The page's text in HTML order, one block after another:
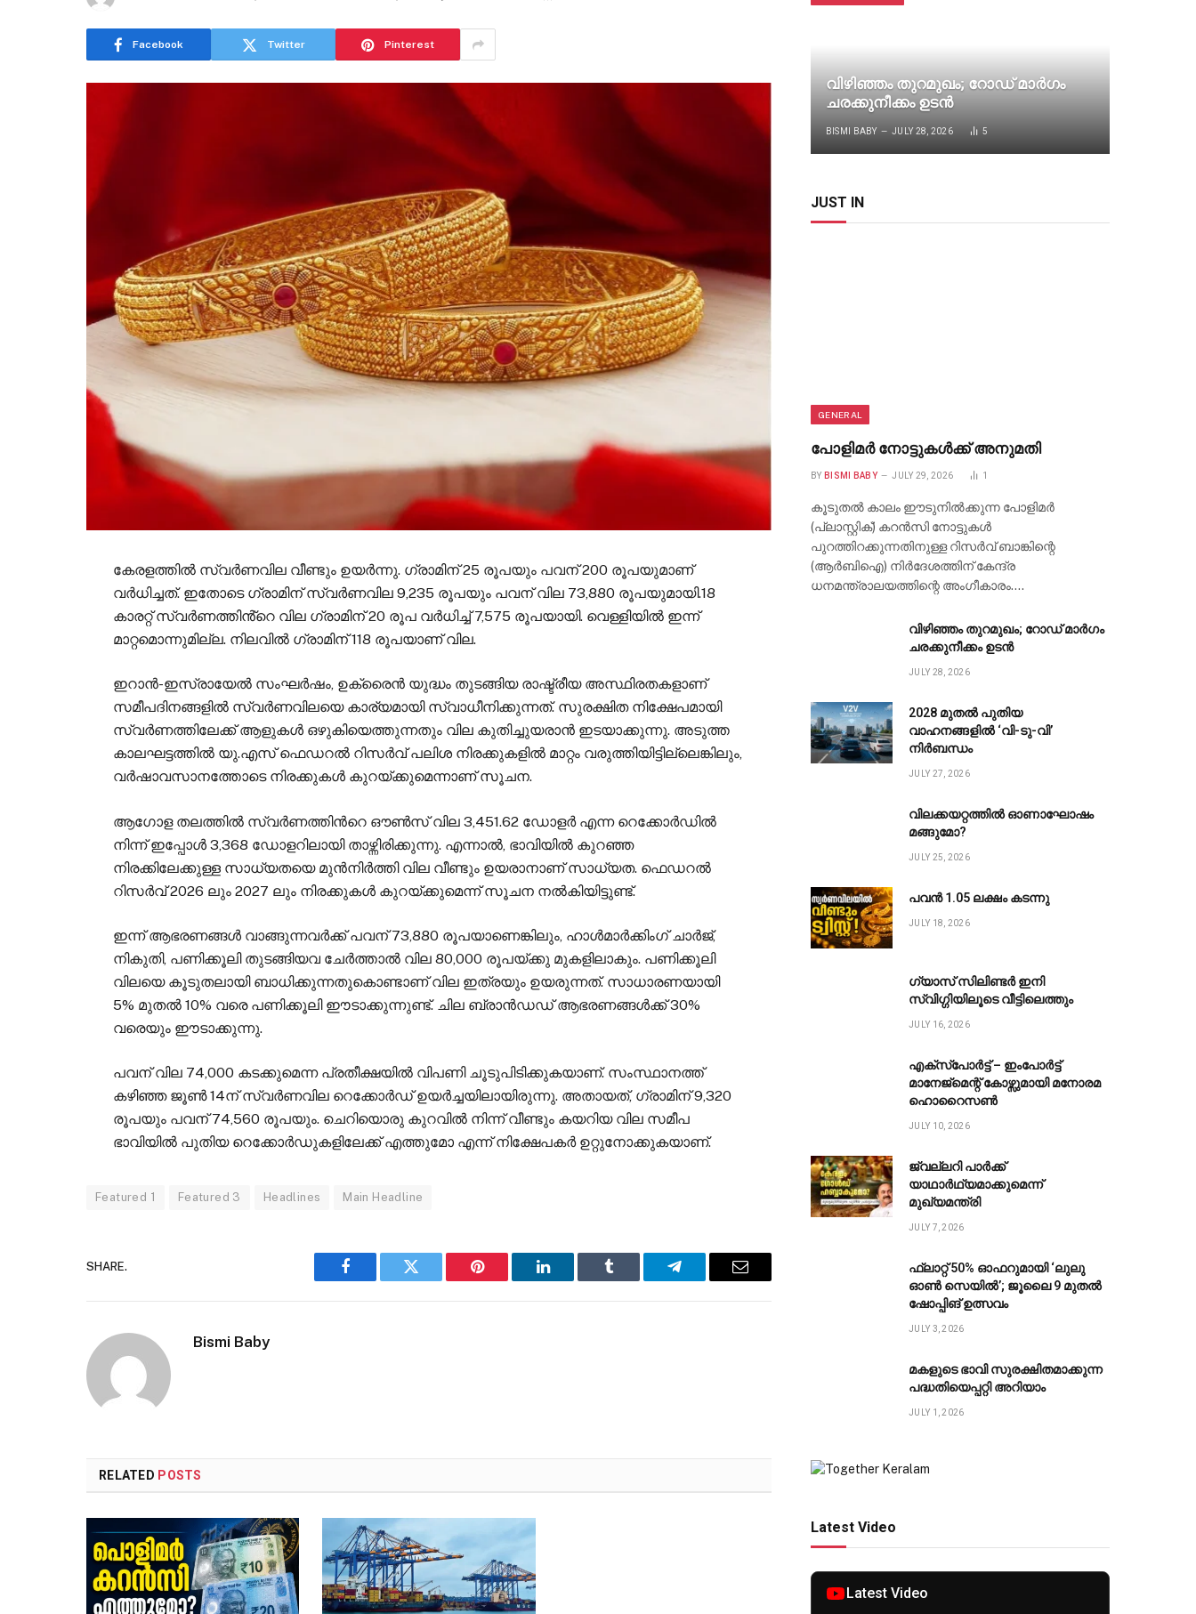
Facebook Twitter Pinterest
കേരളത്തില്‍ സ്വര്‍ണവില വീണ്ടും ഉയര്‍ന്നു. ഗ്രാമിന് 25 രൂപയും പവന് 200 രൂപയുമാണ്
വര്‍ധിച്ചത്. ഇതോടെ ഗ്രാമിന് സ്വര്‍ണവില 9,235 രൂപയും പവന് വില 73,880 രൂപയുമായി.18
കാരറ്റ് സ്വര്‍ണത്തിൻ്റെ വില ഗ്രാമിന് 20 രൂപ വര്‍ധിച്ച് 7,575 രൂപയായി. വെള്ളിയിൽ ഇന്ന്
മാറ്റമൊന്നുമില്ല. നിലവില്‍ ഗ്രാമിന് 118 രൂപയാണ് വില.
ഇറാന്‍-ഇസ്രായേല്‍ സംഘര്‍ഷം, ഉക്രൈന്‍ യുദ്ധം തുടങ്ങിയ രാഷ്ട്രീയ അസ്ഥിരതകളാണ്
സമീപദിനങ്ങളില്‍ സ്വര്‍ണവിലയെ കാര്യമായി സ്വാധീനിക്കുന്നത്. സുരക്ഷിത നിക്ഷേപമായി
സ്വര്‍ണത്തിലേക്ക് ആളുകള്‍ ഒഴുകിയെത്തുന്നതും വില കുതിച്ചുയരാന്‍ ഇടയാക്കുന്നു. അടുത്ത
കാലഘട്ടത്തില്‍ യു.എസ് ഫെഡറല്‍ റിസര്‍വ് പലിശ നിരക്കുകളില്‍ മാറ്റം വരുത്തിയിട്ടില്ലെങ്കിലും,
വര്‍ഷാവസാനത്തോടെ നിരക്കുകള്‍ കുറയ്ക്കുമെന്നാണ് സൂചന.
ആഗോള തലത്തില്‍ സ്വര്‍ണത്തിന്‍റെ ഔണ്‍സ് വില 3,451.62 ഡോളര്‍ എന്ന റെക്കോര്‍ഡിൽ
നിന്ന് ഇപ്പോള്‍ 3,368 ഡോളറിലായി താഴ്ന്നിരിക്കുന്നു. എന്നാല്‍, ഭാവിയിൽ കുറഞ്ഞ
നിരക്കിലേക്കുള്ള സാധ്യതയെ മുന്‍നിര്‍ത്തി വില വീണ്ടും ഉയരാനാണ് സാധ്യത. ഫെഡറല്‍
റിസര്‍വ് 2026 ലും 2027 ലും നിരക്കുകള്‍ കുറയ്ക്കുമെന്ന് സൂചന നല്‍കിയിട്ടുണ്ട്.
ഇന്ന് ആഭരണങ്ങള്‍ വാങ്ങുന്നവർക്ക് പവന് 73,880 രൂപയാണെങ്കിലും, ഹാള്‍മാര്‍ക്കിംഗ് ചാര്‍ജ്,
നികുതി, പണിക്കൂലി തുടങ്ങിയവ ചേര്‍ത്താല്‍ വില 80,000 രൂപയ്ക്കു മുകളിലാകും. പണിക്കൂലി
വിലയെ കൂടുതലായി ബാധിക്കുന്നതുകൊണ്ടാണ് വില ഇത്രയും ഉയരുന്നത്. സാധാരണയായി
5% മുതല്‍ 10% വരെ പണിക്കൂലി ഈടാക്കുന്നുണ്ട്. ചില ബ്രാന്‍ഡഡ് ആഭരണങ്ങള്‍ക്ക് 30%
വരെയും ഈടാക്കുന്നു.
പവന് വില 74,000 കടക്കുമെന്ന പ്രതീക്ഷയില്‍ വിപണി ചൂടുപിടിക്കുകയാണ്. സംസ്ഥാനത്ത്
കഴിഞ്ഞ ജൂണ്‍ 14ന് സ്വര്‍ണവില റെക്കോര്‍ഡ് ഉയർച്ചയിലായിരുന്നു. അതായത്, ഗ്രാമിന് 9,320
രൂപയും പവന് 74,560 രൂപയും. ചെറിയൊരു കുറവിൽ നിന്ന് വീണ്ടും കയറിയ വില സമീപ
ഭാവിയില്‍ പുതിയ റെക്കോര്‍ഡുകളിലേക്ക് എത്തുമോ എന്ന് നിക്ഷേപകർ ഉറ്റുനോക്കുകയാണ്.
Featured 1 Featured 3 Headlines Main Headline
SHARE.
Facebook Twitter Pinterest LinkedIn Tumblr Telegram Email
Bismi Baby
RELATED POSTS
വിഴിഞ്ഞം തുറമുഖം; റോഡ് മാർഗം
ചരക്കുനീക്കം ഉടൻ
BISMI BABY JULY 28, 2026 5
JUST IN
GENERAL
പോളിമർ നോട്ടുകൾക്ക് അനുമതി
BY BISMI BABY JULY 29, 2026 1
കൂടുതൽ കാലം ഈടുനിൽക്കുന്ന പോളിമർ
(പ്ലാസ്റ്റിക്) കറൻസി നോട്ടുകൾ
പുറത്തിറക്കുന്നതിനുള്ള റിസർവ് ബാങ്കിന്റെ
(ആർബിഐ) നിർദേശത്തിന് കേന്ദ്ര
ധനമന്ത്രാലയത്തിന്റെ അംഗീകാരം.…
വിഴിഞ്ഞം തുറമുഖം; റോഡ് മാർഗം
ചരക്കുനീക്കം ഉടൻ
JULY 28, 2026
2028 മുതൽ പുതിയ
വാഹനങ്ങളിൽ ‘വി-ടു-വി’
നിർബന്ധം
JULY 27, 2026
വിലക്കയറ്റത്തിൽ ഓണാഘോഷം
മങ്ങുമോ?
JULY 25, 2026
പവൻ ₹1.05 ലക്ഷം കടന്നു
JULY 18, 2026
ഗ്യാസ് സിലിണ്ടർ ഇനി
സ്വിഗ്ഗിയിലൂടെ വീട്ടിലെത്തും
JULY 16, 2026
എക്സ്പോർട്ട് – ഇംപോർട്ട്
മാനേജ്മെന്റ് കോഴ്സുമായി മനോരമ
ഹൊറൈസൺ
JULY 10, 2026
ജ്വല്ലറി പാർക്ക്
യാഥാർഥ്യമാക്കുമെന്ന്
മുഖ്യമന്ത്രി
JULY 7, 2026
ഫ്ലാറ്റ് 50% ഓഫറുമായി ‘ലുലു
ഓൺ സെയിൽ’; ജൂലൈ 9 മുതൽ
ഷോപ്പിങ് ഉത്സവം
JULY 3, 2026
മകളുടെ ഭാവി സുരക്ഷിതമാക്കുന്ന
പദ്ധതിയെപ്പറ്റി അറിയാം
JULY 1, 2026
Latest Video
Latest Video